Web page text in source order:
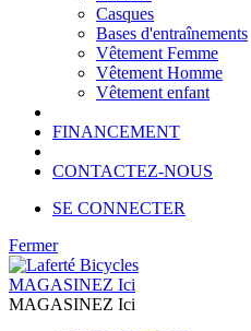
Casques
Bases d'entraînements
Vêtement Femme
Vêtement Homme
Vêtement enfant
FINANCEMENT
CONTACTEZ-NOUS
SE CONNECTER
Fermer
MAGASINEZ Ici
MAGASINEZ Ici